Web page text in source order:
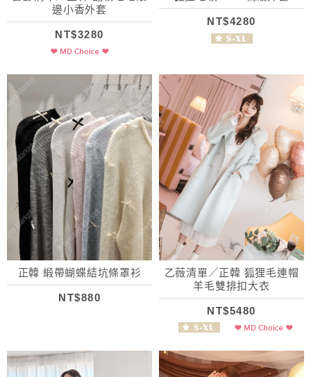
邊小香外套
NT$3280
NT$4280
正韓 緞帶蝴蝶結坑條罩衫
NT$880
乙薇清單／正韓 狐狸毛連帽
羊毛雙排扣大衣
NT$5480